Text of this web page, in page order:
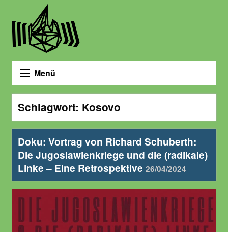
Menü
Schlagwort: Kosovo
Doku: Vortrag von Richard Schuberth:
Die Jugoslawienkriege und die (radikale)
Linke – Eine Retrospektive 26/04/2024